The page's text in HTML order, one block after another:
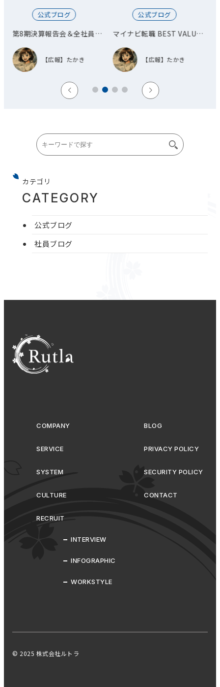
公式ブログ
決算報告会＆全社員総
【広報】たかき
公式ブログ
マイナビ転職 BEST VALUE
AWARD 優秀賞を受賞しまし
【広報】たかき
オフィ
カテゴリ
CATEGORY
公式ブログ
社員ブログ
COMPANY
SERVICE
SYSTEM
CULTURE
RECRUIT
INTERVIEW
INFOGRAPHIC
WORKSTYLE
BLOG
PRIVACY POLICY
SECURITY POLICY
CONTACT
© 2025 株式会社ルトラ